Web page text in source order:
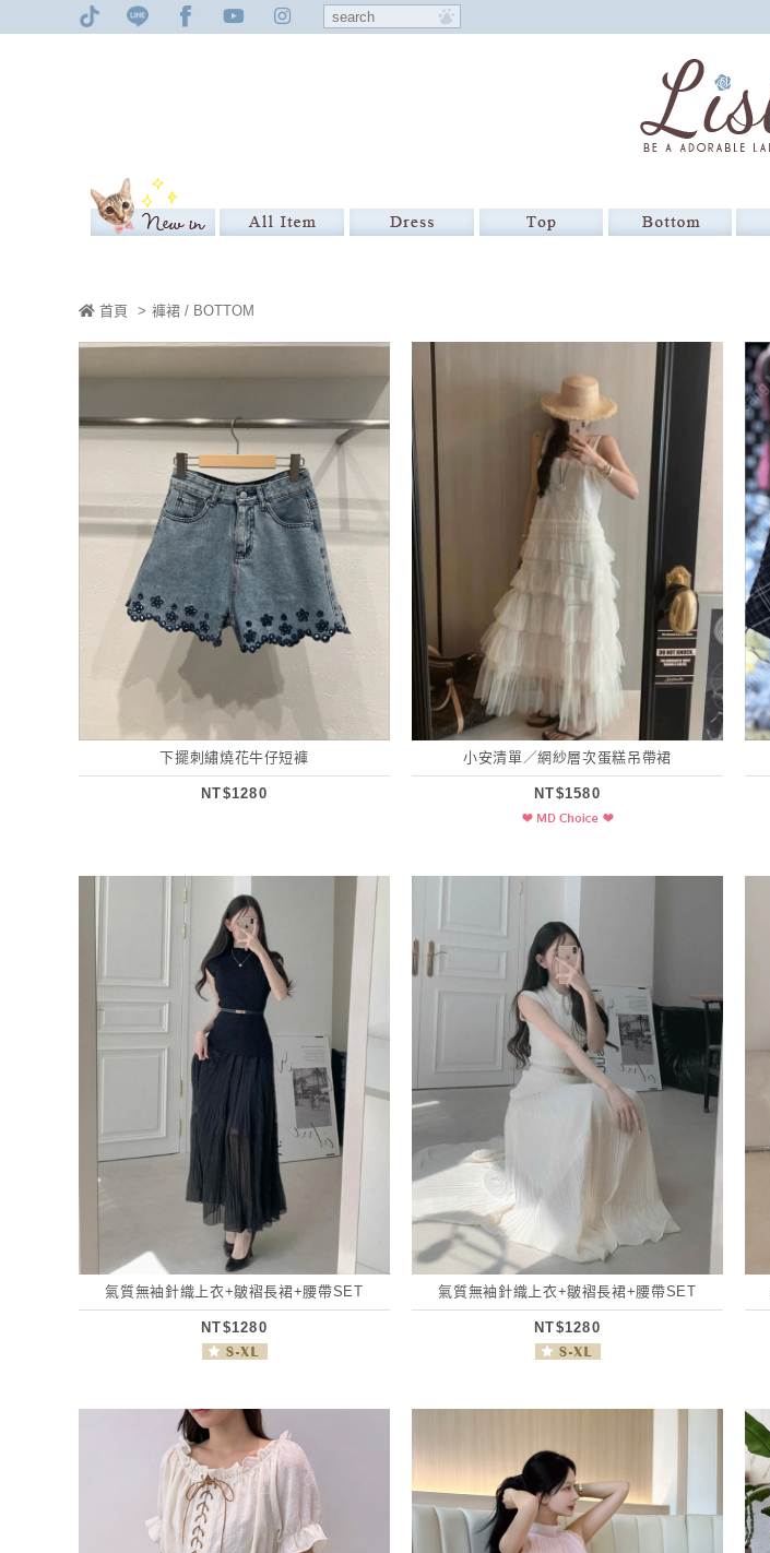
首頁 > 褲裙 / BOTTOM
下擺刺繡燒花牛仔短褲
NT$1280
小安清單／網紗層次蛋糕吊帶裙
NT$1580
氣質無袖針織上衣+皺褶長裙+腰帶SET
NT$1280
氣質無袖針織上衣+皺褶長裙+腰帶SET
NT$1280